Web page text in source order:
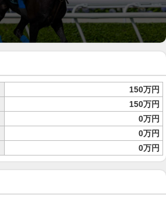
150万円
150万円
0万円
0万円
0万円